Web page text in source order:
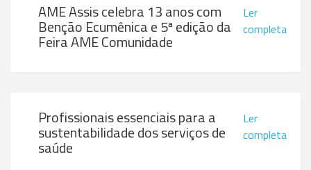
AME Assis celebra 13 anos com
Benção Ecumênica e 5ª edição da
Feira AME Comunidade
Ler
completa
Profissionais essenciais para a
sustentabilidade dos serviços de
saúde
Ler
completa